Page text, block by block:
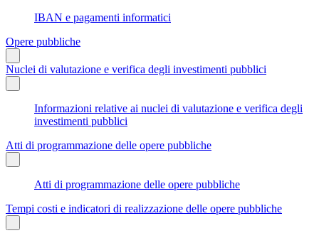
IBAN e pagamenti informatici
Opere pubbliche
Nuclei di valutazione e verifica degli investimenti pubblici
Informazioni relative ai nuclei di valutazione e verifica degli
investimenti pubblici
Atti di programmazione delle opere pubbliche
Atti di programmazione delle opere pubbliche
Tempi costi e indicatori di realizzazione delle opere pubbliche